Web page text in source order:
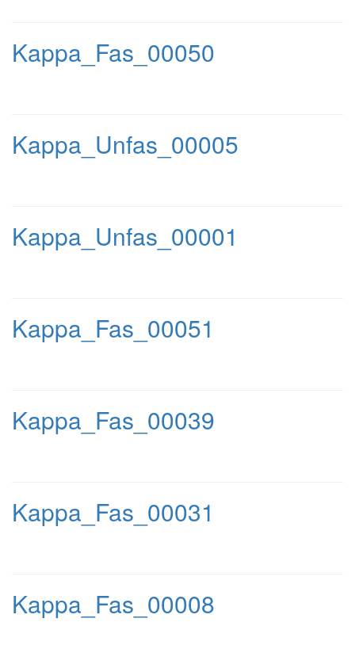
Kappa_Fas_00050
Kappa_Unfas_00005
Kappa_Unfas_00001
Kappa_Fas_00051
Kappa_Fas_00039
Kappa_Fas_00031
Kappa_Fas_00008